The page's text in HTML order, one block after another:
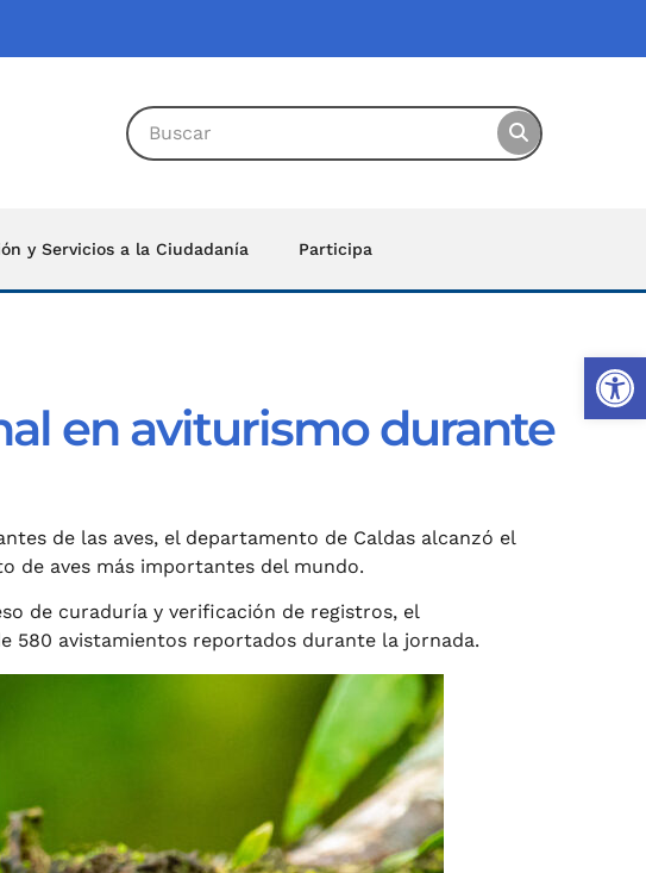
y Servicios a la Ciudadanía Participa
en aviturismo durante
de las aves, el departamento de Caldas alcanzó el
de aves más importantes del mundo.
de curaduría y verificación de registros, el
580 avistamientos reportados durante la jornada.